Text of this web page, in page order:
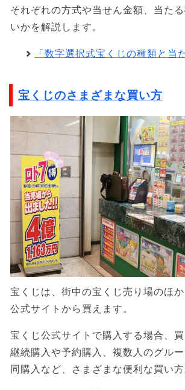
それぞれの方式や当せん金額、当た
いかを解説します。
「数字選択式宝くじの種類と当
宝くじのさまざまな買い方
宝くじは、街中の宝くじ売り場のほ
公式サイトから買えます。
宝くじ公式サイトで購入する場合、
継続購入や予約購入、複数人のグル
同購入など、さまざまな便利な買い方